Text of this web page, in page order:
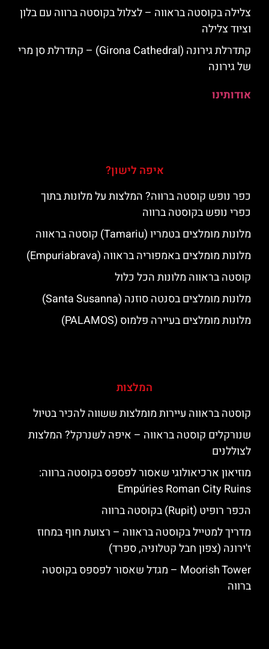
צלילה בקוסטה בראווה – לצלול בקוסטה ברווה עם בלון
וציוד צלילה
קתדרלת גירונה (Girona Cathedral) – קתדרלת סן מרי
של גירונה
אודותינו
איפה לישון?
כפר נופש קוסטה ברווה? המלצות על מלונות בתוך
כפרי נופש בקוסטה ברווה
מלונות מומלצים בטמריו (Tamariu) קוסטה בראווה
מלונות מומלצים באמפוריה בראווה (Empuriabrava)
קוסטה בראווה מלונות הכל כלול
מלונות מומלצים בסנטה סוזנה (Santa Susanna)
מלונות מומלצים בעיירה פלמוס (PALAMOS)
המלצות
קוסטה בראווה עיירות מומלצות ששווה להכיר בטיול
שנורקלים קוסטה בראווה – איפה לשנרקל? המלצות
לצוללנים
מוזיאון ארכיאולוגי שאסור לפספס בקוסטה ברווה:
Empúries Roman City Ruins
הכפר רופיט (Rupit) בקוסטה ברווה
מדריך למטייל בקוסטה בראווה – רצועת חוף במחוז
ז'ירונה (צפון חבל קטלוניה, ספרד)
‪‪Moorish Tower‬‬ – מגדל שאסור לפספס בקוסטה
ברווה